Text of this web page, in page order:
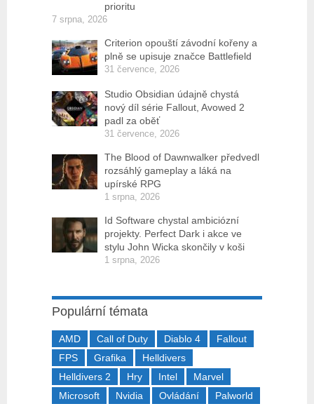
prioritu
7 srpna, 2026
Criterion opouští závodní kořeny a
plně se upisuje značce Battlefield
31 července, 2026
Studio Obsidian údajně chystá
nový díl série Fallout, Avowed 2
padl za oběť
31 července, 2026
The Blood of Dawnwalker předvedl
rozsáhlý gameplay a láká na
upírské RPG
1 srpna, 2026
Id Software chystal ambiciózní
projekty. Perfect Dark i akce ve
stylu John Wicka skončily v koši
1 srpna, 2026
Populární témata
AMD Call of Duty Diablo 4
Fallout
FPS
Grafika
Helldivers
Helldivers 2
Hry Intel
Marvel
Microsoft
Nvidia Ovládání
Palworld